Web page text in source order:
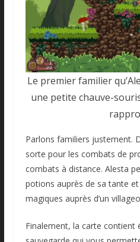
Le premier familier
une petite chauve-
Parlons familiers justement.
sorte pour les combats de
combats à distance. Alesta
potions auprès de sa tante
magiques auprès d’un
Finalement, la carte contient